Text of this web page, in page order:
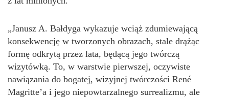
„Janusz A. Bałdyga wykazuje wciąż zdumiewającą
konsekwencję w tworzonych obrazach, stale drążąc
formę odkrytą przez lata, będącą jego twórczą
wizytówką. To, w warstwie pierwszej, oczywiste
nawiązania do bogatej, wizyjnej twórczości René
Magritte’a i jego niepowtarzalnego surrealizmu, ale